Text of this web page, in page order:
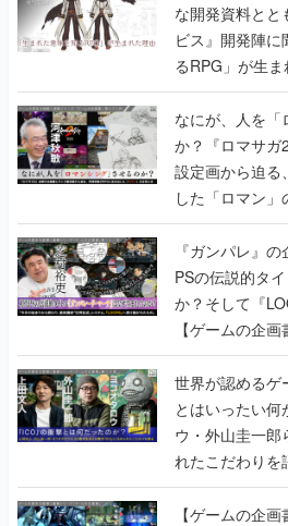
な開発資料とと
ビス』開発陣
るRPG」が生
書】
なにが、人を
か？『ロマサガ
設定画から迫る
した「ロマン
書】
『ガンパレ』
PSの伝説的タ
か？そして『
【ゲームの企画
世界が認めるゲ
とはいったい何
ウ・外山圭一郎
れたこだわりを
画書】
【ゲームの企